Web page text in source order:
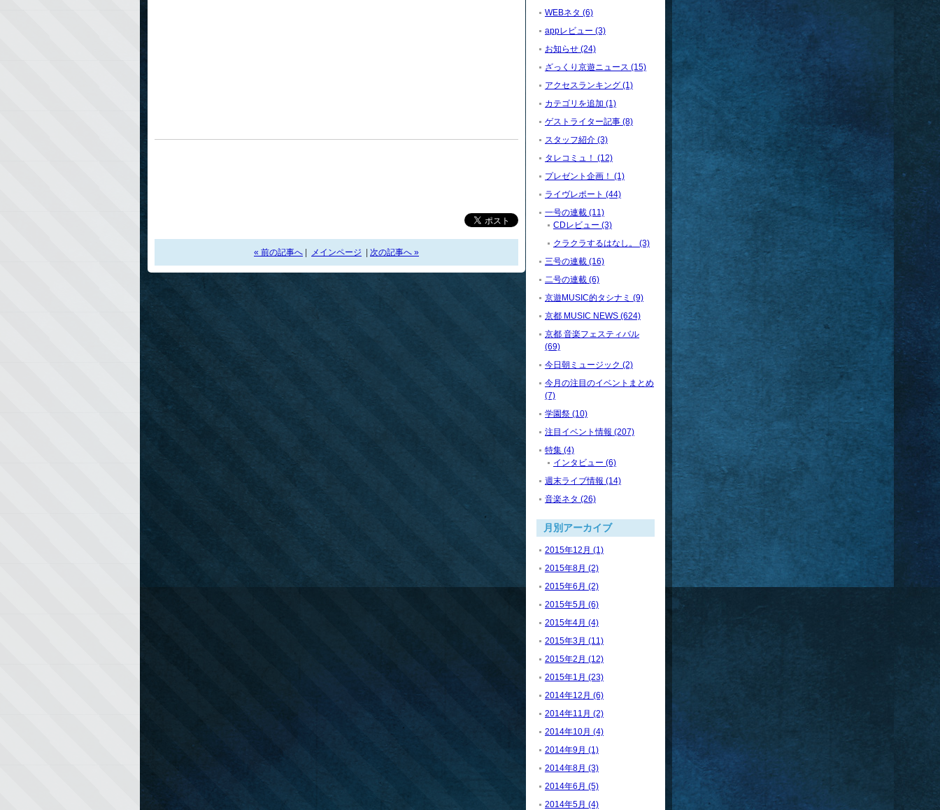
« 前の記事へ メインページ 次の記事へ »
WEBネタ (6)
appレビュー (3)
お知らせ (24)
ざっくり京遊ニュース (15)
アクセスランキング (1)
カテゴリを追加 (1)
ゲストライター記事 (8)
スタッフ紹介 (3)
タレコミュ！ (12)
プレゼント企画！ (1)
ライヴレポート (44)
一号の連載 (11)
CDレビュー (3)
クラクラするはなし。 (3)
三号の連載 (16)
二号の連載 (6)
京遊MUSIC的タシナミ (9)
京都 MUSIC NEWS (624)
京都 音楽フェスティバル
(69)
今日朝ミュージック (2)
今月の注目のイベントまとめ
(7)
学園祭 (10)
注目イベント情報 (207)
特集 (4)
インタビュー (6)
週末ライブ情報 (14)
音楽ネタ (26)
月別アーカイブ
2015年12月 (1)
2015年8月 (2)
2015年6月 (2)
2015年5月 (6)
2015年4月 (4)
2015年3月 (11)
2015年2月 (12)
2015年1月 (23)
2014年12月 (6)
2014年11月 (2)
2014年10月 (4)
2014年9月 (1)
2014年8月 (3)
2014年6月 (5)
2014年5月 (4)